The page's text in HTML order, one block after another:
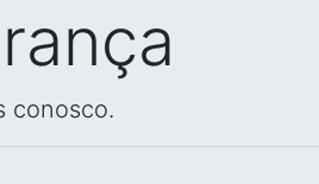
conosco.